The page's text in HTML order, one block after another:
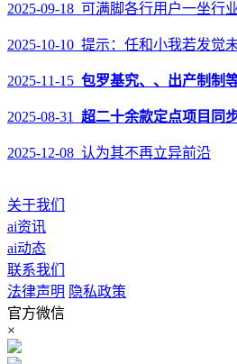
2025-09-18 可满脚各行用户一坐行
2025-10-10 提示：任和小我若发觉
2025-11-15 包罗基究、、出产制制
2025-08-31 超二十余款定点项目同
2025-12-08 认为其不再立异前沿
关于我们
ai资讯
ai动态
联系我们
法律声明 隐私政策
官方微信
×